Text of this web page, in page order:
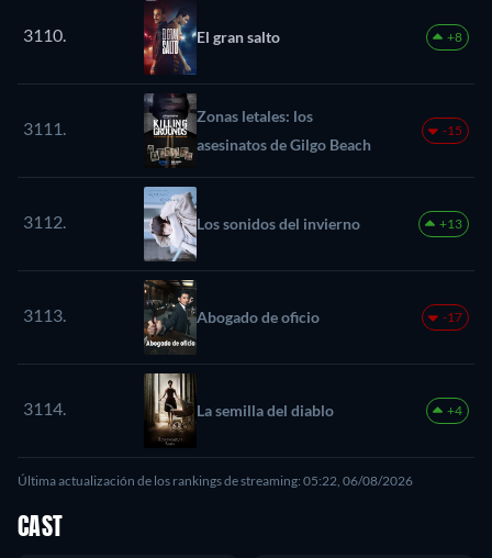
3110. El gran salto +8
3111.
Zonas letales: los
asesinatos de Gilgo Beach
-15
3112. Los sonidos del invierno +13
3113. Abogado de oficio -17
3114. La semilla del diablo +4
Última actualización de los rankings de streaming: 05:22, 06/08/2026
CAST